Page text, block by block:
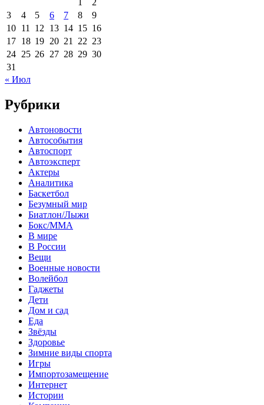
2
3
4 5 6 7 8
9
10 11 12 13 14 15 16
17 18 19 20 21 22 23
24 25 26 27 28 29 30
31
« Июл
Рубрики
Автоновости
Автособытия
Автоспорт
Автоэксперт
Актеры
Аналитика
Баскетбол
Безумный мир
Биатлон/Лыжи
Бокс/MMA
В мире
В России
Вещи
Военные новости
Волейбол
Гаджеты
Дети
Дом и сад
Еда
Звёзды
Здоровье
Зимние виды спорта
Игры
Импортозамещение
Интернет
Истории